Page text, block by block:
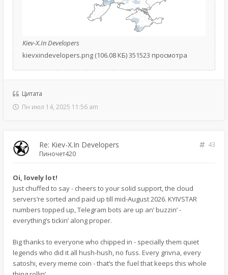
Kiev-X.In Developers
kievxindevelopers.png (106.08 КБ) 351523 просмотра
Цитата
Пн июл 14, 2025 11:56 am
Re: Kiev-X.In Developers
43
Пиночет420
Oi, lovely lot!
Just chuffed to say - cheers to your solid support, the cloud
servers’re sorted and paid up till mid-August 2026. KYIVSTAR
numbers topped up, Telegram bots are up an’ buzzin’ -
everything’s tickin’ along proper.
Big thanks to everyone who chipped in - specially them quiet
legends who did it all hush-hush, no fuss. Every grivna, every
satoshi, every meme coin - that’s the fuel that keeps this whole